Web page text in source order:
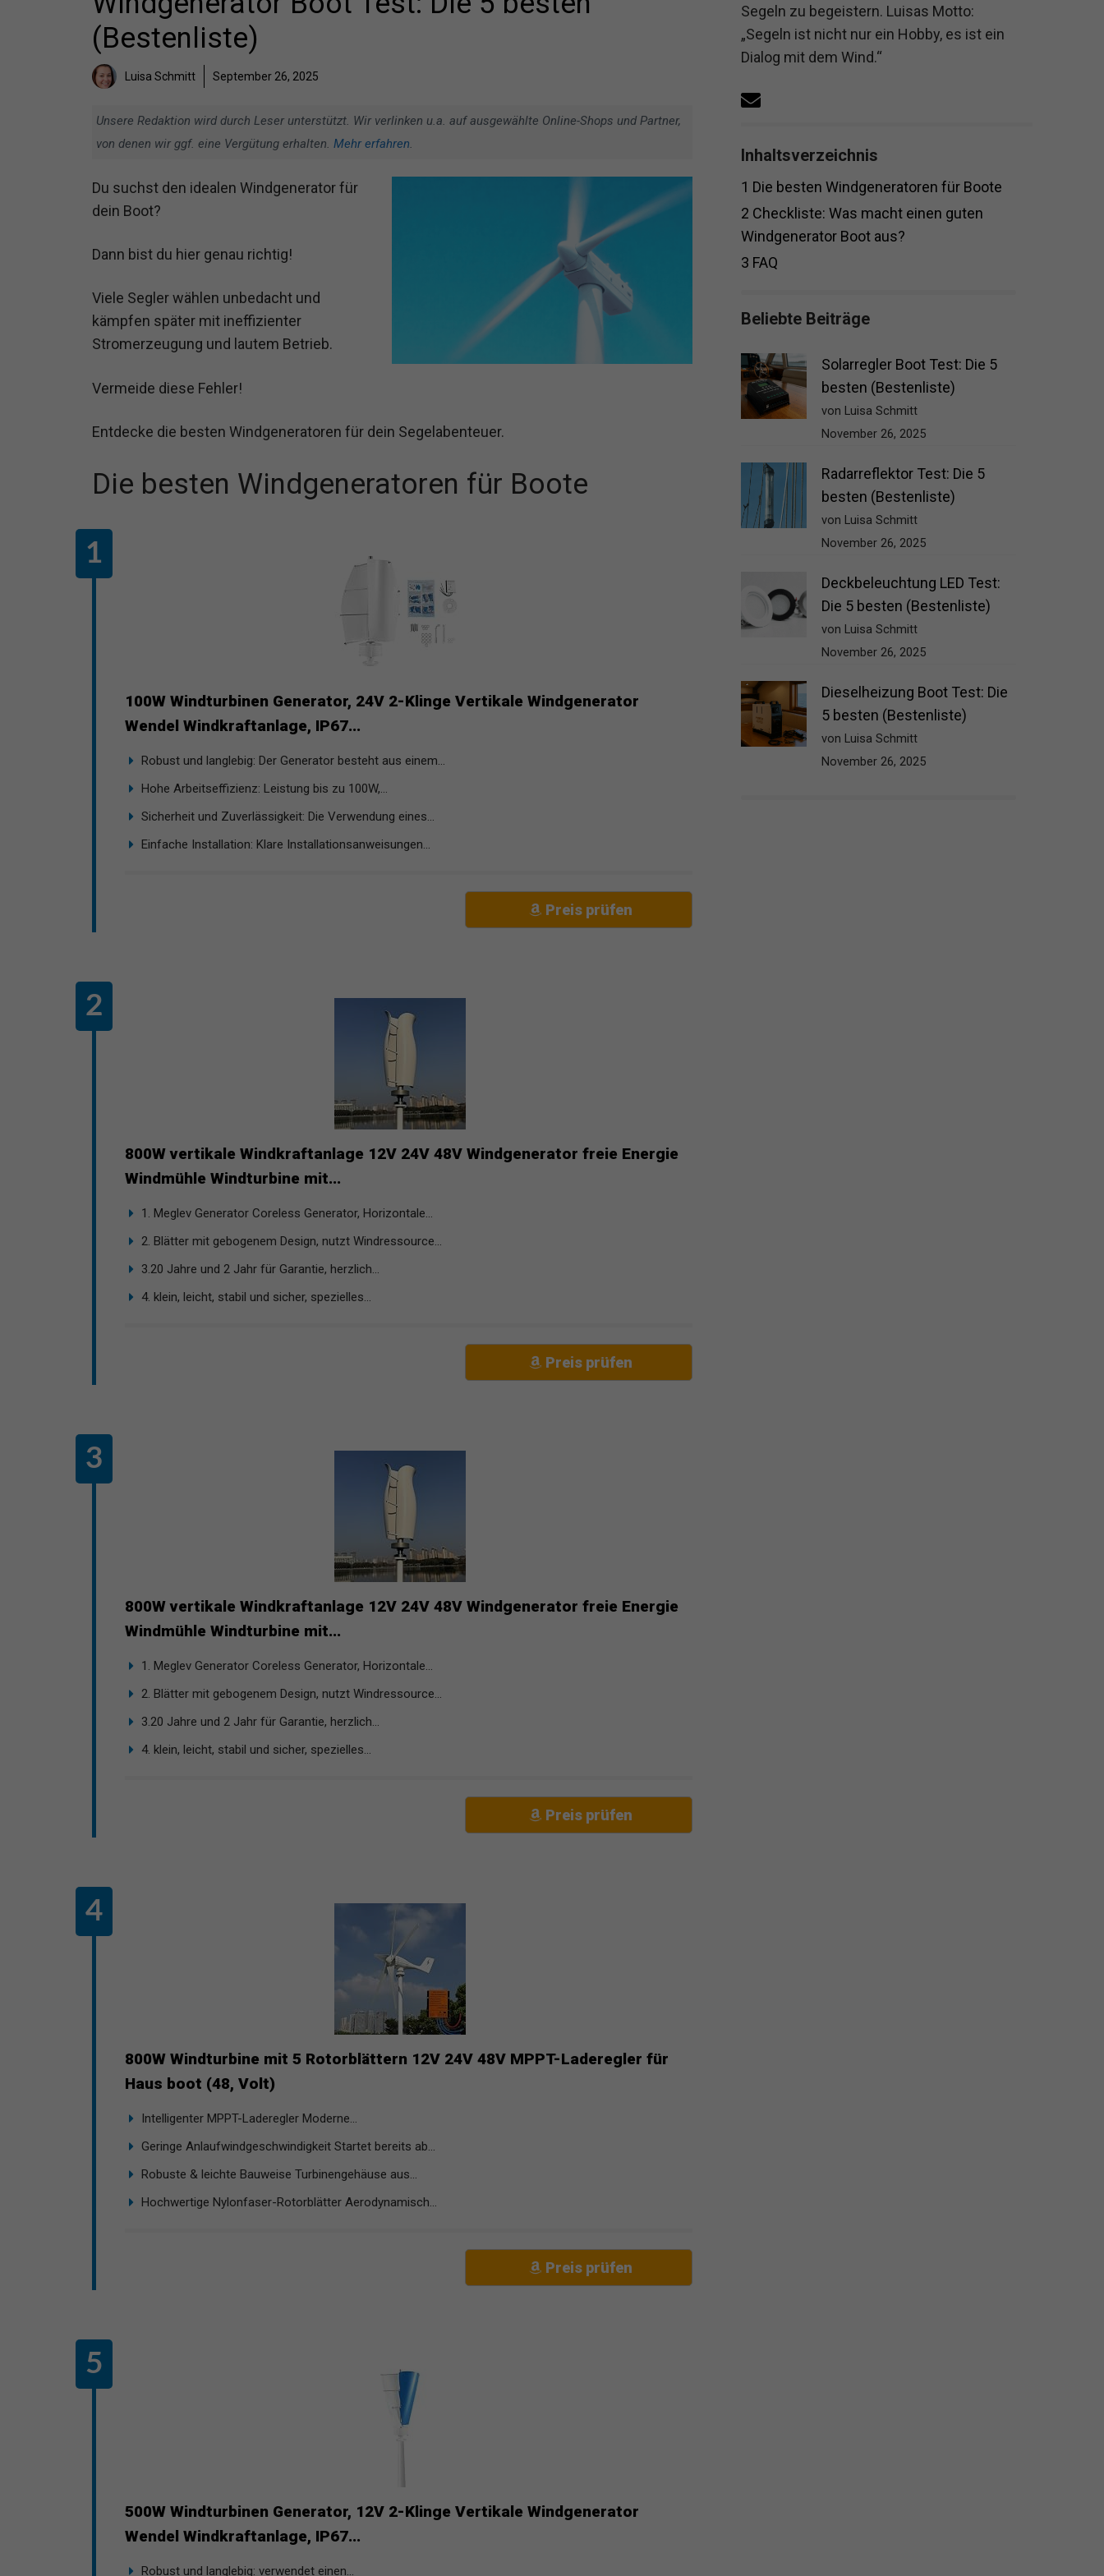
(Bestenliste)
Luisa Schmitt September 26, 2025
Unsere Redaktion wird durch Leser unterstützt. Wir verlinken u.a. auf ausgewählte Online-Shops und Partner,
von denen wir ggf. eine Vergütung erhalten. Mehr erfahren.
Du suchst den idealen Windgenerator für
dein Boot?
Dann bist du hier genau richtig!
Viele Segler wählen unbedacht und
kämpfen später mit ineffizienter
Stromerzeugung und lautem Betrieb.
Vermeide diese Fehler!
Entdecke die besten Windgeneratoren für dein Segelabenteuer.
Die besten Windgeneratoren für Boote
100W Windturbinen Generator, 24V 2-Klinge Vertikale Windgenerator
Wendel Windkraftanlage, IP67...
Robust und langlebig: Der Generator besteht aus einem...
Hohe Arbeitseffizienz: Leistung bis zu 100W,...
Sicherheit und Zuverlässigkeit: Die Verwendung eines...
Einfache Installation: Klare Installationsanweisungen...
Preis prüfen
800W vertikale Windkraftanlage 12V 24V 48V Windgenerator freie Energie
Windmühle Windturbine mit...
1. Meglev Generator Coreless Generator, Horizontale...
2. Blätter mit gebogenem Design, nutzt Windressource...
3.20 Jahre und 2 Jahr für Garantie, herzlich...
4. klein, leicht, stabil und sicher, spezielles...
Preis prüfen
800W vertikale Windkraftanlage 12V 24V 48V Windgenerator freie Energie
Windmühle Windturbine mit...
1. Meglev Generator Coreless Generator, Horizontale...
2. Blätter mit gebogenem Design, nutzt Windressource...
3.20 Jahre und 2 Jahr für Garantie, herzlich...
4. klein, leicht, stabil und sicher, spezielles...
Preis prüfen
800W Windturbine mit 5 Rotorblättern 12V 24V 48V MPPT-Laderegler für
Haus boot (48, Volt)
Intelligenter MPPT-Laderegler Moderne...
Geringe Anlaufwindgeschwindigkeit Startet bereits ab...
Robuste & leichte Bauweise Turbinengehäuse aus...
Hochwertige Nylonfaser-Rotorblätter Aerodynamisch...
Preis prüfen
500W Windturbinen Generator, 12V 2-Klinge Vertikale Windgenerator
Wendel Windkraftanlage, IP67...
Robust und langlebig: verwendet einen...
Segeln zu begeistern. Luisas Motto:
„Segeln ist nicht nur ein Hobby, es ist ein
Dialog mit dem Wind.“
Inhaltsverzeichnis
1 Die besten Windgeneratoren für Boote
2 Checkliste: Was macht einen guten
Windgenerator Boot aus?
3 FAQ
Beliebte Beiträge
Solarregler Boot Test: Die 5
besten (Bestenliste)
von Luisa Schmitt
November 26, 2025
Radarreflektor Test: Die 5
besten (Bestenliste)
von Luisa Schmitt
November 26, 2025
Deckbeleuchtung LED Test:
Die 5 besten (Bestenliste)
von Luisa Schmitt
November 26, 2025
Dieselheizung Boot Test: Die
5 besten (Bestenliste)
von Luisa Schmitt
November 26, 2025